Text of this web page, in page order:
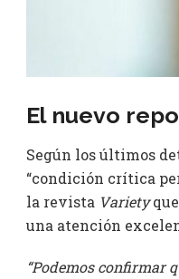
El nuevo
Según los últimos
“condición crítica
la revista Variety
una atención
“Podemos confirmar